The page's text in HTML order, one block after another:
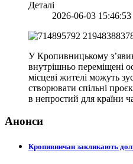
Деталі
2026-06-03 15:46:53
У Кропивницькому
внутрішньо переміщені
місцеві жителі можуть
створювати спільні
в непростий для країни
Анонси
Кропивничан закликають